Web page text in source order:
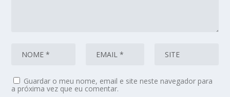
Guardar o meu nome, email e site neste navegador para
a próxima vez que eu comentar.